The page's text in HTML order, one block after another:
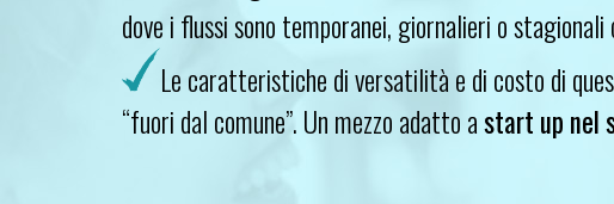
dove i flussi sono temporanei, giornalieri o
Le caratteristiche di versatilità e di costo di
“fuori dal comune”. Un mezzo adatto astart up nel